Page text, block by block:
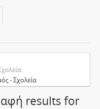
- Σχολεία
results for